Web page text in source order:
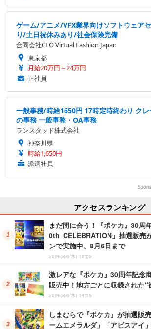
ゲーム/アニメ/VFX業界向けソフトウェア
り/土日祝休みあり/社会保険完備
合同会社CLO Virtual Fashion Japan
東京都
月給20万円～24万円
正社員
一般事務/時給1650円 17時定時終わり ク
の事務 一般事務・OA事務
ランスタッド株式会社
神奈川県
時給1,650円
派遣社員
アクセスランキング
まだ間に合う！『ポケカ』30周
0th CELEBRATION」抽選販売
ンで実施中、8月6日まで
2026.8.6(木) 12:00
激レアな『ポケカ』30周年記念
販売中！地方ごとに収録された“
2026.8.6(木) 14:15
しまむらで『ポケカ』が抽選販
ームエメラルダ」「アビスアイ